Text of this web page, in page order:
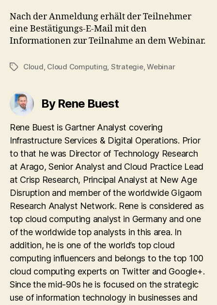
Nach der Anmeldung erhält der Teilnehmer
eine Bestätigungs-E-Mail mit den
Informationen zur Teilnahme an dem Webinar.
TagsCloud, Cloud Computing, Strategie,Webinar
By Rene Buest
Rene Buest is Gartner Analyst covering
Infrastructure Services & Digital Operations. Prior
to that he was Director of Technology Research
at Arago, Senior Analyst and Cloud Practice Lead
at Crisp Research, Principal Analyst at New Age
Disruption and member of the worldwide Gigaom
Research Analyst Network. Rene is considered as
top cloud computing analyst in Germany and one
of the worldwide top analysts in this area. In
addition, he is one of the world’s top cloud
computing influencers and belongs to the top 100
cloud computing experts on Twitter and Google+.
Since the mid-90s he is focused on the strategic
use of information technology in businesses and